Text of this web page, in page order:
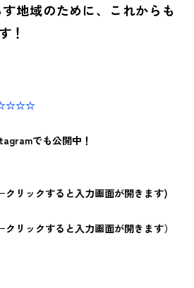
地域のために、これからも
！
でも公開中！
クリックすると入力画面が開きます)
クリックすると入力画面が開きます）